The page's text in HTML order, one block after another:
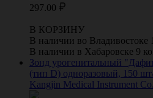
297.00
В КОРЗИНУ
В наличии во Владивостоке
В наличии в Хабаровске 9
Зонд урогенитальный
(тип D) одноразовый, 150
Kangjin Medical Instrument